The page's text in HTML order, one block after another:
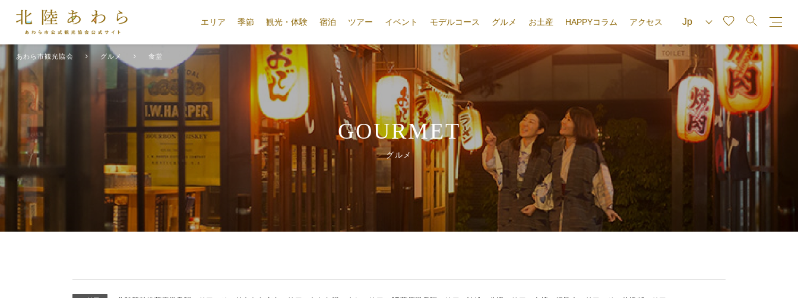
エリア 季節 観光・体験 宿泊 ツアー イベント モデルコース グルメ お土産 HAPPYコラム アクセス
あわら市観光協会 グルメ 食堂
GOURMET
グルメ